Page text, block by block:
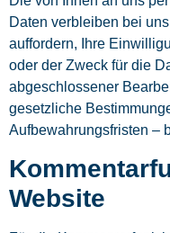
Daten verbleiben bei
auffordern, Ihre
oder der Zweck für die
abgeschlossener
gesetzliche
Aufbewahrungsfristen –
Website